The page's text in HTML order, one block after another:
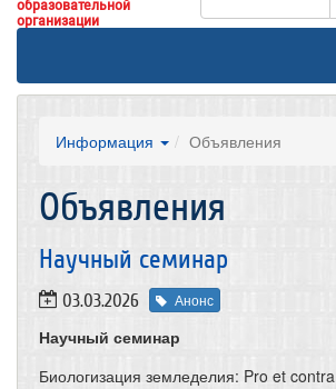
образовательной
организации
Информация Объявления
Объявления
​Научный семинар
03.03.2026 Анонс
Научный семинар
Биологизация земледелия: Pro et contra